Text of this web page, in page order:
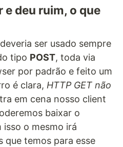
deu ruim, o que
deveria ser usado sempre
tipo POST, toda via
por padrão e feito um
é clara, HTTP GET não
em cena nosso client
baixar o
isso o mesmo irá
que temos para esse